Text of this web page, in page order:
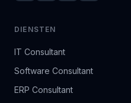
DIENSTEN
IT Consultant
Software Consultant
ERP Consultant